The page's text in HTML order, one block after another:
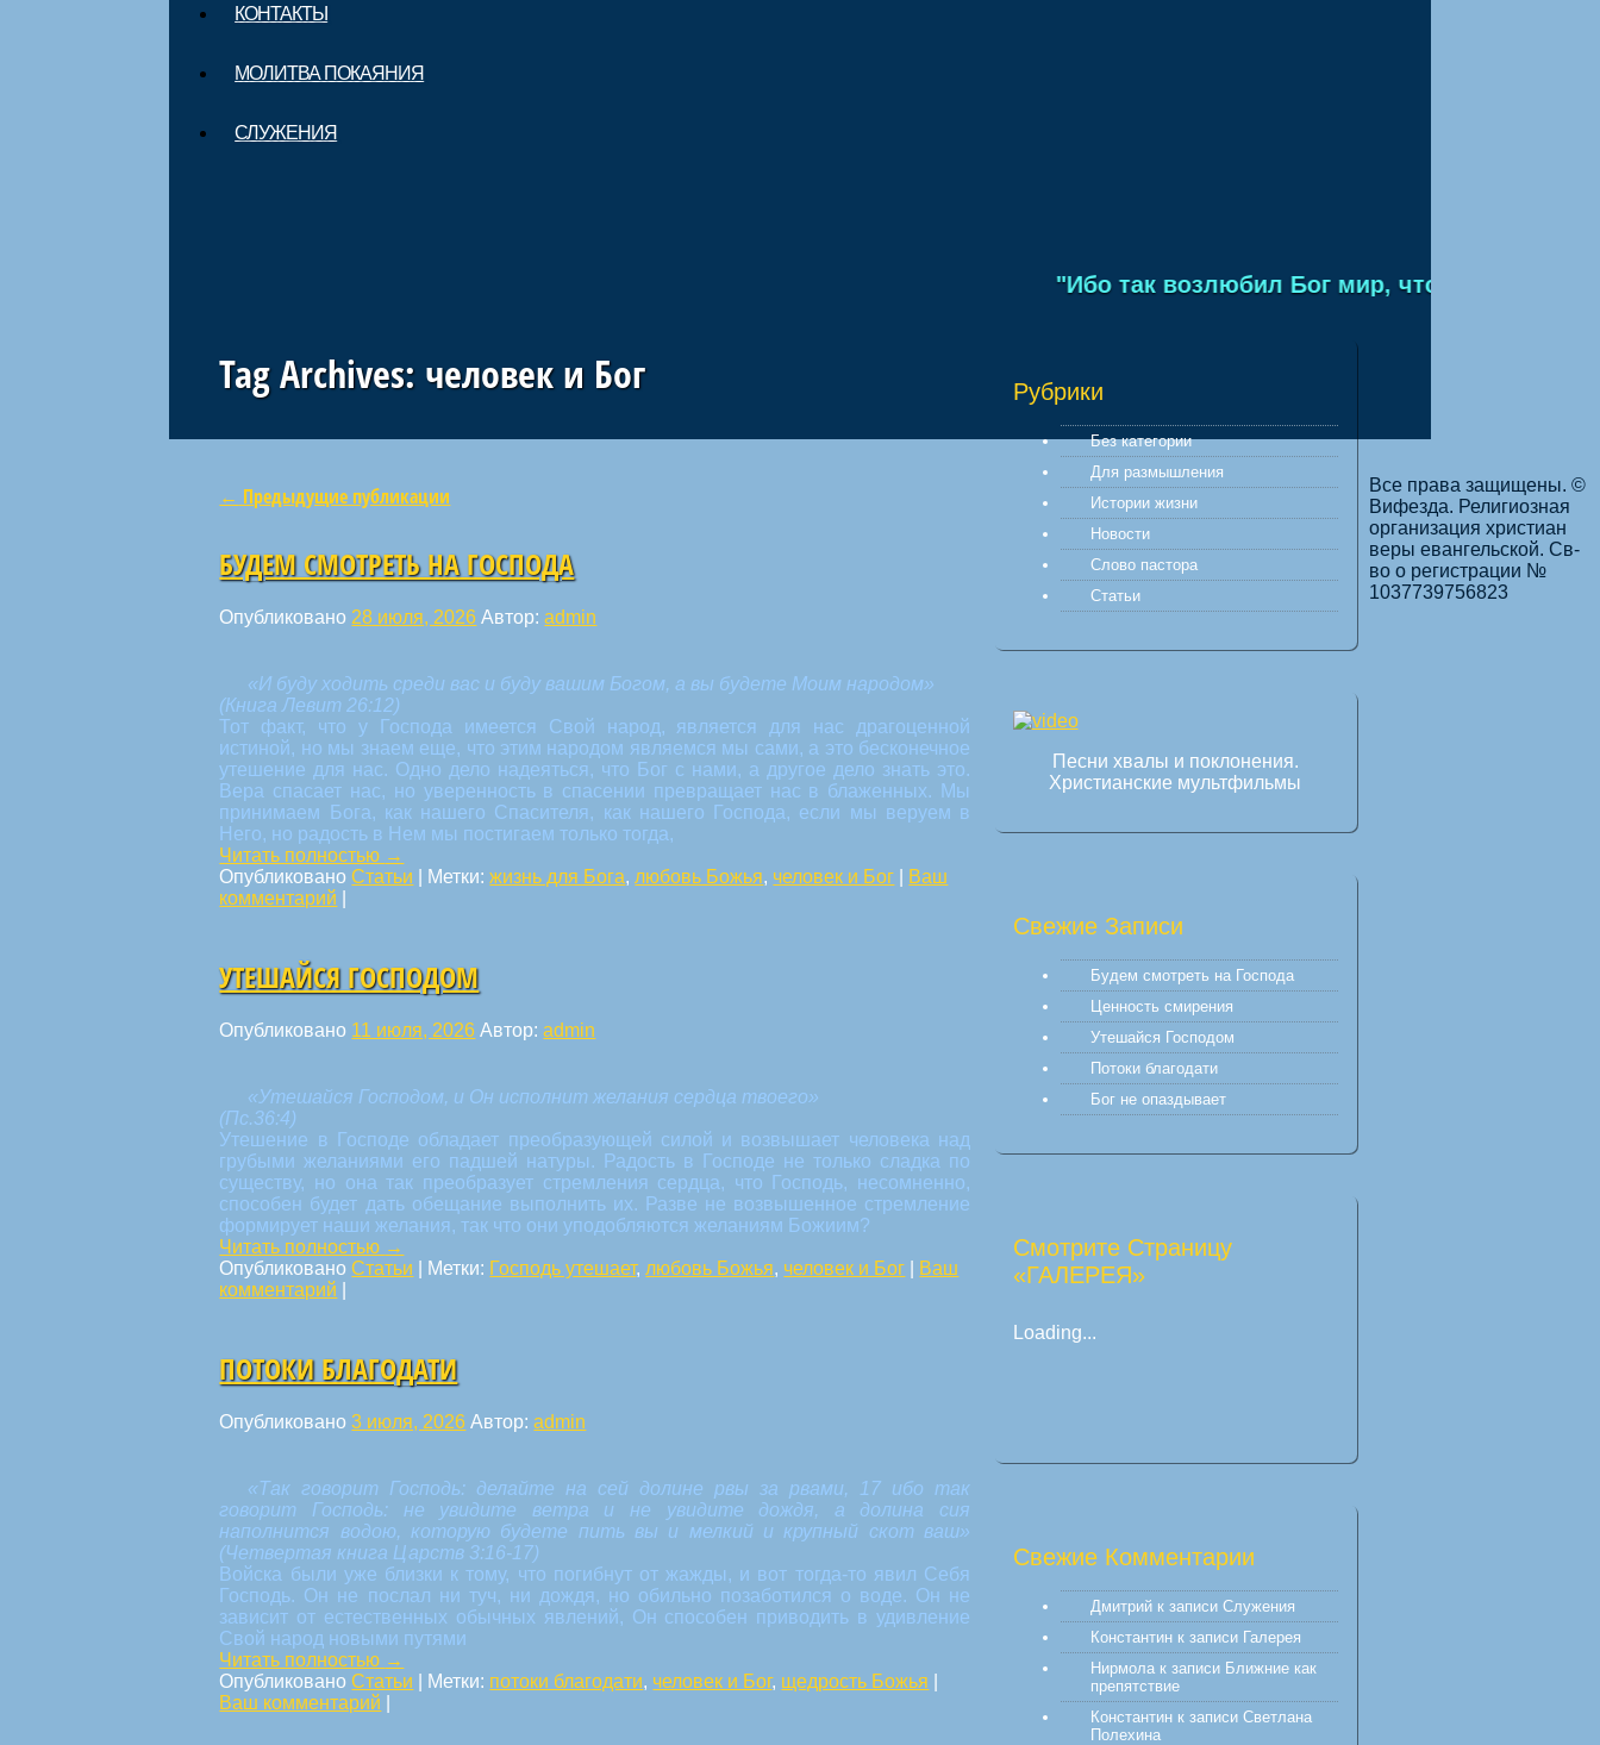
КОНТАКТЫ
МОЛИТВА ПОКАЯНИЯ
СЛУЖЕНИЯ
"Ибо так возлюбил Бог мир, что отдал Сына
Tag Archives: человек и Бог
Навигация по статьям
← Предыдущие публикации
БУДЕМ СМОТРЕТЬ НА ГОСПОДА
Опубликовано 28 июля, 2026 Автор:admin
«И буду ходить среди вас и буду вашим Богом, а вы будете Моим народом»
(Книга Левит 26:12)
Тот факт, что у Господа имеется Свой народ, является для нас драгоценной
истиной, но мы знаем еще, что этим народом являемся мы сами, а это бесконечное
утешение для нас. Одно дело надеяться, что Бог с нами, а другое дело знать это.
Вера спасает нас, но уверенность в спасении превращает нас в блаженных. Мы
принимаем Бога, как нашего Спасителя, как нашего Господа, если мы веруем в
Него, но радость в Нем мы постигаем только тогда,
Читать полностью →
ОпубликованоСтатьи Метки:жизнь для Бога, любовь Божья, человек и Бог
Ваш
комментарий
УТЕШАЙСЯ ГОСПОДОМ
Опубликовано 11 июля, 2026 Автор:admin
«Утешайся Господом, и Он исполнит желания сердца твоего»
(Пс.36:4)
Утешение в Господе обладает преобразующей силой и возвышает человека над
грубыми желаниями его падшей натуры. Радость в Господе не только сладка по
существу, но она так преобразует стремления сердца, что Господь, несомненно,
способен будет дать обещание выполнить их. Разве не возвышенное стремление
формирует наши желания, так что они уподобляются желаниям Божиим?
Читать полностью →
ОпубликованоСтатьи Метки: Господь утешает, любовь Божья, человек и Бог
Ваш
комментарий
ПОТОКИ БЛАГОДАТИ
Опубликовано3 июля, 2026 Автор:admin
«Так говорит Господь: делайте на сей долине рвы за рвами, 17 ибо так
говорит Господь: не увидите ветра и не увидите дождя, а долина сия
наполнится водою, которую будете пить вы и мелкий и крупный скот ваш»
(Четвертая книга Царств 3:16-17)
Войска были уже близки к тому, что погибнут от жажды, и вот тогда-то явил Себя
Господь. Он не послал ни туч, ни дождя, но обильно позаботился о воде. Он не
зависит от естественных обычных явлений, Он способен приводить в удивление
Свой народ новыми путями
Читать полностью →
ОпубликованоСтатьи Метки: потоки благодати, человек и Бог, щедрость Божья
Ваш комментарий
Рубрики
Без категории
Для размышления
Истории жизни
Новости
Слово пастора
Статьи
Песни хвалы и поклонения.
Христианские мультфильмы
Свежие Записи
Будем смотреть на Господа
Ценность смирения
Утешайся Господом
Потоки благодати
Бог не опаздывает
Смотрите Страницу
«ГАЛЕРЕЯ»
Loading...
Свежие Комментарии
Дмитрийк записи Служения
Константинк записи Галерея
Нирмолак записи Ближние как
препятствие
Константинк записи Светлана
Полехина
Все права защищены. ©
Вифезда. Религиозная
организация христиан
веры евангельской. Св-
во о регистрации №
1037739756823